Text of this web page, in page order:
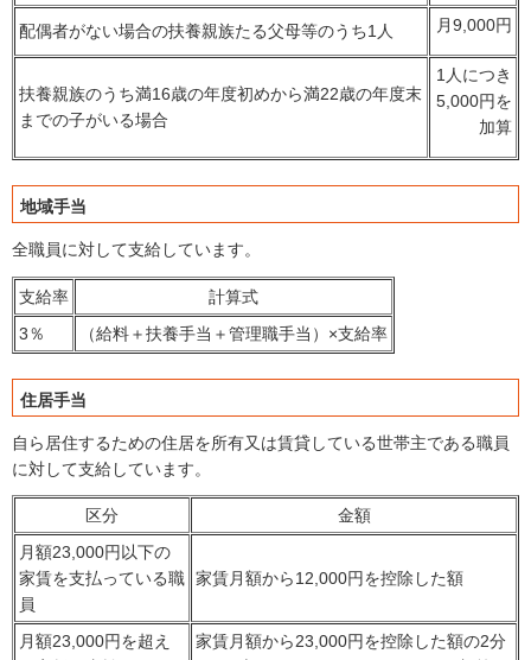
配偶者がない場合の扶養親族たる父母等のうち1人 月9,000円
扶養親族のうち満16歳の年度初めから満22歳の年度末
までの子がいる場合
1人につき
5,000円を
加算
地域手当
全職員に対して支給しています。
支給率
計算式
3％
（給料＋扶養手当＋管理職手当）×支給率
住居手当
自ら居住するための住居を所有又は賃貸している世帯主である職員
に対して支給しています。
区分
金額
月額23,000円以下の
家賃を支払っている職
員
家賃月額から12,000円を控除した額
月額23,000円を超え
家賃月額から23,000円を控除した額の2分